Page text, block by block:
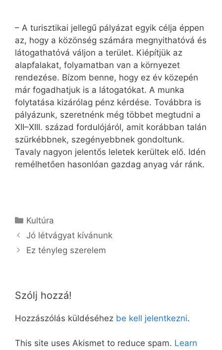
– A turisztikai jellegű pályázat egyik célja éppen
az, hogy a közönség számára megnyithatóvá és
látogathatóvá váljon a terület. Kiépítjük az
alapfalakat, folyamatban van a környezet
rendezése. Bízom benne, hogy ez év közepén
már fogadhatjuk is a látogatókat. A munka
folytatása kizárólag pénz kérdése. Továbbra is
pályázunk, szeretnénk még többet megtudni a
XII–XIII. század fordulójáról, amit korábban talán
szürkébbnek, szegényebbnek gondoltunk.
Tavaly nagyon jelentős leletek kerültek elő. Idén
remélhetően hasonlóan gazdag anyag vár ránk.
Kategória
Kultúra
Jó létvágyat kívánunk
Ez tényleg szerelem
Szólj hozzá!
Hozzászólás küldéséhez be kell jelentkezni.
This site uses Akismet to reduce spam. Learn